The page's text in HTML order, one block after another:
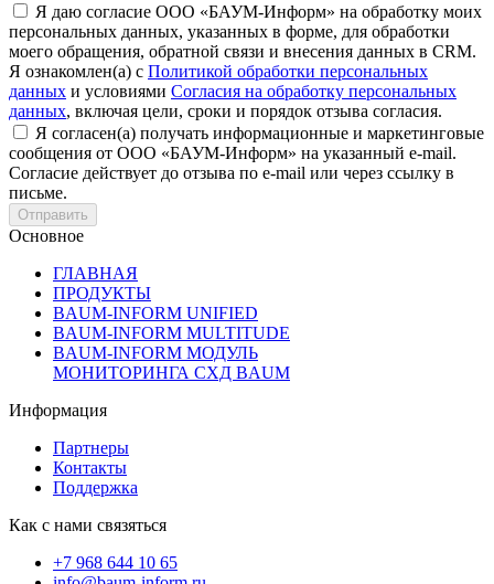
Я даю согласие ООО «БАУМ-Информ» на обработку моих
персональных данных, указанных в форме, для обработки
моего обращения, обратной связи и внесения данных в CRM.
Я ознакомлен(а) с Политикой обработки персональных
данных и условиями Согласия на обработку персональных
данных, включая цели, сроки и порядок отзыва согласия.
Я согласен(а) получать информационные и маркетинговые
сообщения от ООО «БАУМ-Информ» на указанный e-mail.
Согласие действует до отзыва по e-mail или через ссылку в
письме.
Основное
ГЛАВНАЯ
ПРОДУКТЫ
BAUM-INFORM UNIFIED
BAUM-INFORM MULTITUDE
BAUM-INFORM МОДУЛЬ
МОНИТОРИНГА СХД BAUM
Информация
Партнеры
Контакты
Поддержка
Как с нами связяться
+7 968 644 10 65